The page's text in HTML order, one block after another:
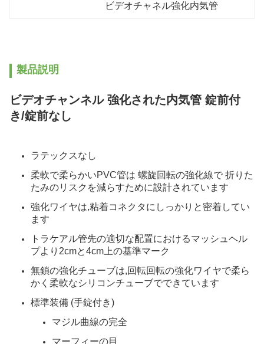
ビデオチャネル強化内気管
製品説明
ビデオチャンネル 強化された内気管 錠前付
き/錠前なし
ラテックスなし
柔軟で柔らかいPVC管は 螺旋回転の強化線で 折りた
たみのリスクを減らすために設計されています
強化ワイヤは,粘着コネクタにしっかりと密着してい
ます
トラケアル管先の適切な配置におけるマッシュヘル
プより2cmと4cm上の基準マーク
無鎖の強化チューブは,回転回転の強化ワイヤで柔ら
かく柔軟なシリコンチューブでできています
標準装備 (手錠付き)
マジル曲線の完全
マーフィーの目